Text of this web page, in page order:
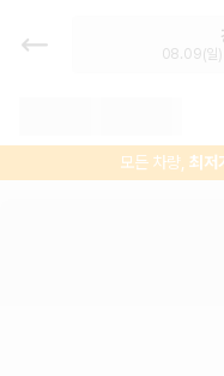
강릉역 렌트
교, 최저가 보
08.09(일
모든 차량,최저